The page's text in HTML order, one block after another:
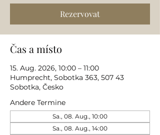
Rezervovat
Čas a místo
15. Aug. 2026, 10:00 – 11:00
Humprecht, Sobotka 363, 507 43
Sobotka, Česko
Andere Termine
Sa., 08. Aug., 10:00
Sa., 08. Aug., 14:00